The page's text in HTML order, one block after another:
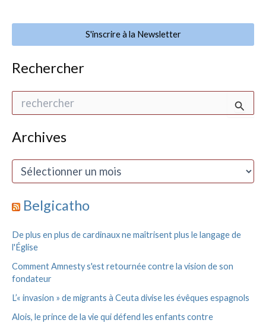
S'inscrire à la Newsletter
Rechercher
h
e
h
r
Archives
A
i
e
s
Belgicatho
De plus en plus de cardinaux ne maîtrisent plus le langage de
l'Église
Comment Amnesty s'est retournée contre la vision de son
fondateur
L’« invasion » de migrants à Ceuta divise les évêques espagnols
Alois, le prince de la vie qui défend les enfants contre